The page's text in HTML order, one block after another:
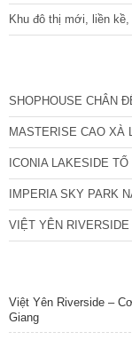
Khu đô thị mới, liền
SHOPHOUSE CHÂN
MASTERISE CAO XÀ
ICONIA LAKESIDE
IMPERIA SKY PARK
VIỆT YÊN
Việt Yên Riverside –
Giang